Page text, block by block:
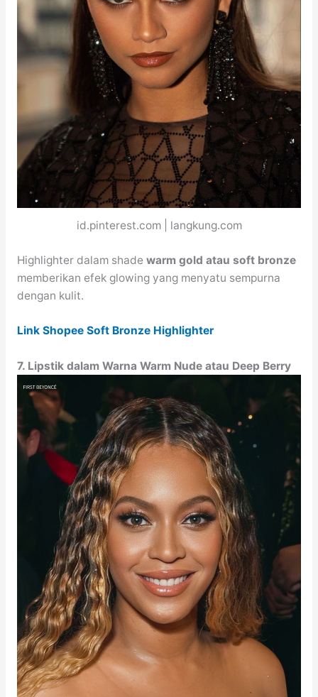
id.pinterest.com | langkung.com
Highlighter dalam shade warm gold atau soft bronze
memberikan efek glowing yang menyatu sempurna
dengan kulit.
Link Shopee Soft Bronze Highlighter
7. Lipstik dalam Warna Warm Nude atau Deep Berry